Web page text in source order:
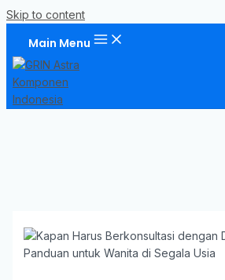
Skip to content
Main Menu